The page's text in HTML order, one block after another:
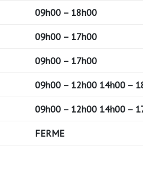
09h00 – 18h00
09h00 – 17h00
09h00 – 17h00
09h00 – 12h00 14h00 –
09h00 – 12h00 14h00 –
FERME